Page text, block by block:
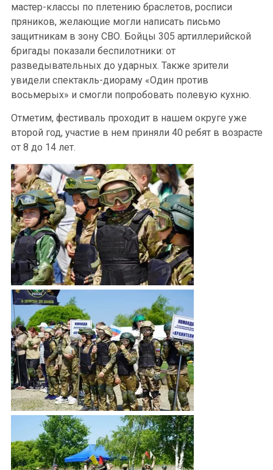
мастер-классы по плетению браслетов, росписи
пряников, желающие могли написать письмо
защитникам в зону СВО. Бойцы 305 артиллерийской
бригады показали беспилотники: от
разведывательных до ударных. Также зрители
увидели спектакль-диораму «Один против
восьмерых» и смогли попробовать полевую кухню.
Отметим, фестиваль проходит в нашем округе уже
второй год, участие в нем приняли 40 ребят в возрасте
от 8 до 14 лет.